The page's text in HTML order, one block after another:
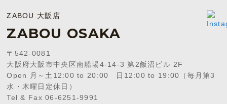
ZABOU 大阪店
ZABOU OSAKA
〒542-0081
大阪府大阪市中央区南船場4-14-3 第2飯沼ビル 2F
Open 月～土12:00 to 20:00 日12:00 to 19:00（毎月第3
水・木曜日定休日）
Tel & Fax 06-6251-9991